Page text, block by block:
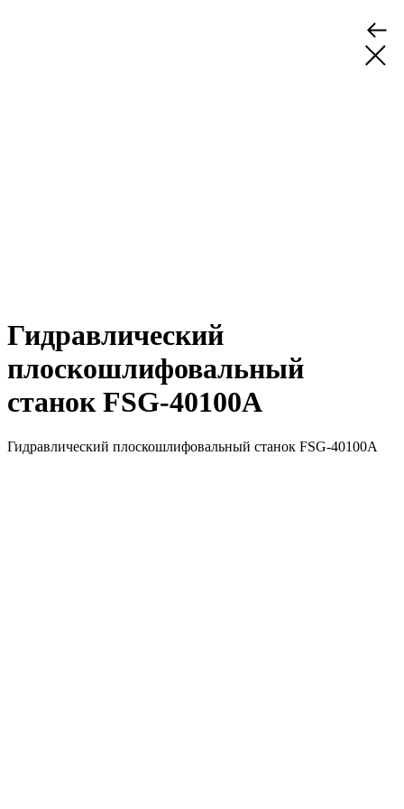
Гидравлический
плоскошлифовальный
станок FSG-40100А
Гидравлический плоскошлифовальный станок FSG-40100А